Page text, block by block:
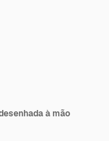
à mão